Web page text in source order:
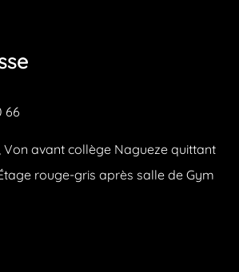
66
avant collège Nagueze quittant
rouge-gris après salle de Gym